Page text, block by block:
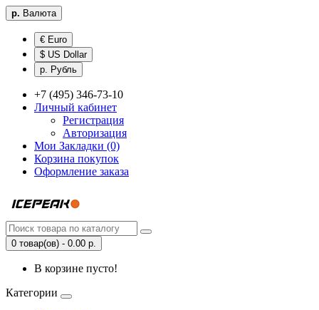
р. Валюта
€ Euro
$ US Dollar
р. Рубль
+7 (495) 346-73-10
Личный кабинет
Регистрация
Авторизация
Мои Закладки (0)
Корзина покупок
Оформление заказа
0 товар(ов) - 0.00 р.
В корзине пусто!
Категории